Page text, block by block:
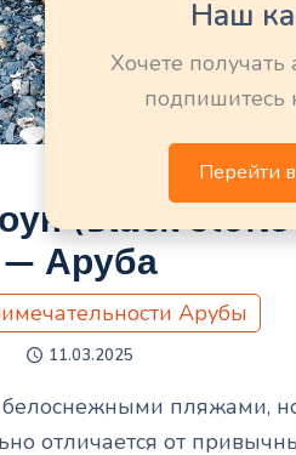
(Black Stone
— Аруба
Арубы
11.03.2025
пляжами,
отличается от
Наш
Хочете
подпишитесь
Перейти